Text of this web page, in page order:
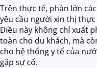
Trên thực tế, phần lớn
yêu cầu người xin thị
Điều này không chỉ xuất
toàn cho du khách, mà
cho hệ thống y tế của
gặp sự cố.